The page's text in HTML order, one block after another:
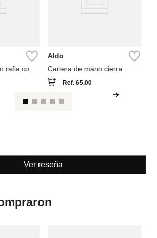
rafia con
Aldo
Cartera de mano cierra
Ref.65.00
Ver reseña